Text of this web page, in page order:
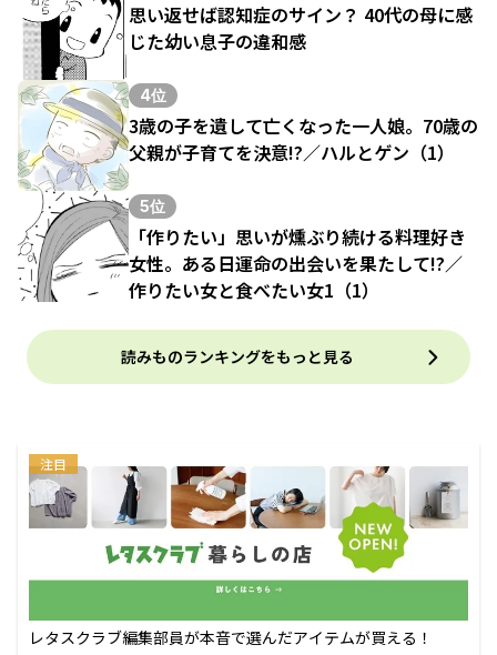
思い返せば認知症のサイン？ 40代の母に感
じた幼い息子の違和感
4位
3歳の子を遺して亡くなった一人娘。70歳の
父親が子育てを決意!?／ハルとゲン（1）
5位
「作りたい」思いが燻ぶり続ける料理好き
女性。ある日運命の出会いを果たして!?／
作りたい女と食べたい女1（1）
読みものランキングをもっと見る
注目
レタスクラブ編集部員が本音で選んだアイテムが買える！